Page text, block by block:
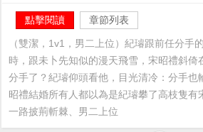
點擊閱讀 章節列表
（雙潔，1v1，男二上位）紀璿跟前任分手
時，跟未卜先知似的漫天飛雪，宋昭禮斜倚
分手了？紀璿仰頭看他，目光清冷：分手也
昭禮結婚所有人都以為是紀璿攀了高枝隻有
一路披荊斬棘、男二上位